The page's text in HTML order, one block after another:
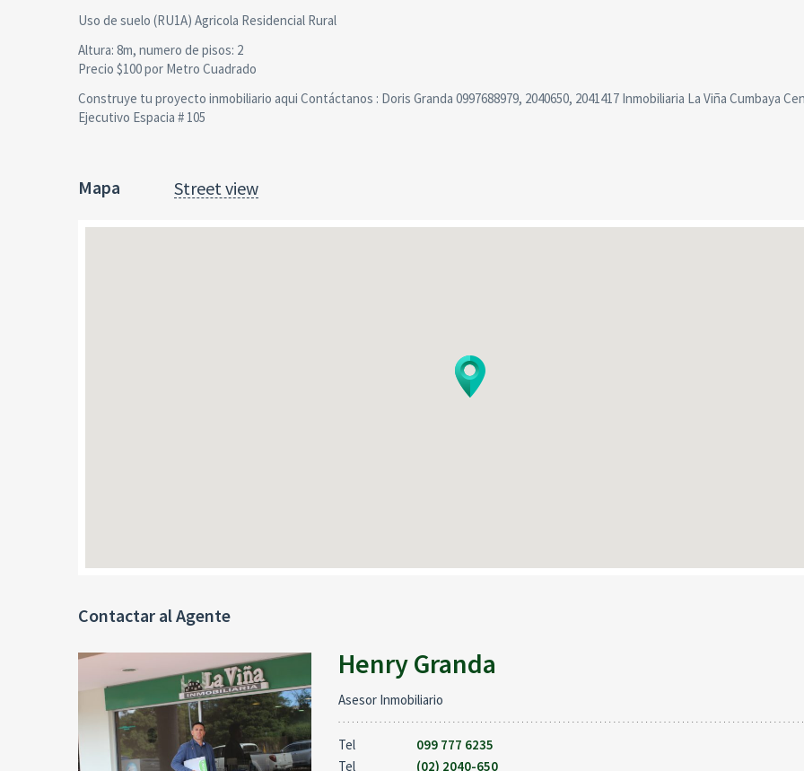
Uso de suelo (RU1A) Agricola Residencial Rural
Altura: 8m, numero de pisos: 2
Precio $100 por Metro Cuadrado
Construye tu proyecto inmobiliario aqui Contáctanos : Doris Granda 0997688979, 2040650, 2041417 Inmobiliaria La Viña Cumbaya
Ejecutivo Espacia # 105
Mapa Street view
Contactar al Agente
Henry Granda
Asesor Inmobiliario
Tel
099 777 6235
Tel
(02) 2040-650